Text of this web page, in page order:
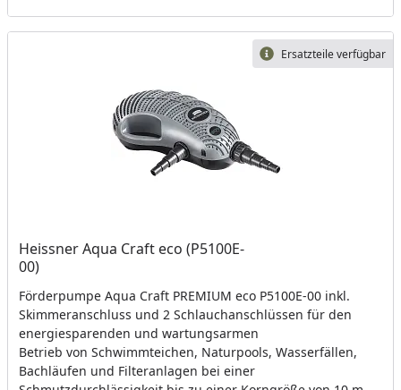
Ersatzteile verfügbar
Heissner Aqua Craft eco (P5100E-
00)
Förderpumpe Aqua Craft PREMIUM eco P5100E-00 inkl.
Skimmeranschluss und 2 Schlauchanschlüssen für den
energiesparenden und wartungsarmen
Betrieb von Schwimmteichen, Naturpools, Wasserfällen,
Bachläufen und Filteranlagen bei einer